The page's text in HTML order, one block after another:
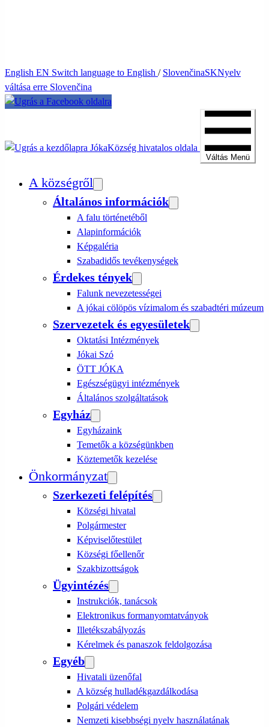
English EN Switch language to English / SlovenčinaSKNyelv
váltása erre Slovenčina
JókaKözség hivatalos oldala
Váltás Menü
A községről
Általános információk
A falu történetéből
Alapinformációk
Képgaléria
Szabadidős tevékenységek
Érdekes tények
Falunk nevezetességei
A jókai cölöpös vízimalom és szabadtéri múzeum
Szervezetek és egyesületek
Oktatási Intézmények
Jókai Szó
ÖTT JÓKA
Egészségügyi intézmények
Általános szolgáltatások
Egyház
Egyházaink
Temetők a községünkben
Köztemetők kezelése
Önkormányzat
Szerkezeti felépítés
Községi hivatal
Polgármester
Képviselőtestület
Községi főellenőr
Szakbizottságok
Ügyintézés
Instrukciók, tanácsok
Elektronikus formanyomtatványok
Illetékszabályozás
Kérelmek és panaszok feldolgozása
Egyéb
Hivatali üzenőfal
A község hulladékgazdálkodása
Polgári védelem
Nemzeti kisebbségi nyelv használatának